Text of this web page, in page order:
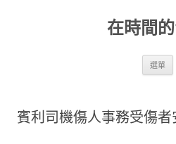
在時間
選單
賓利司機傷人事務受傷